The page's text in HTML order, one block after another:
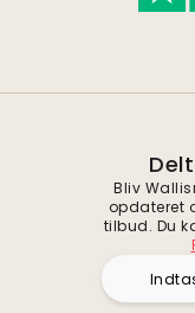
Bliv
opdateret
tilbud. Du